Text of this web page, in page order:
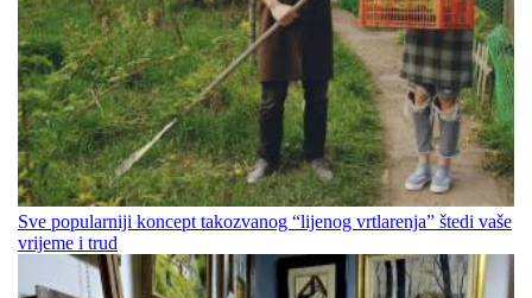
Sve popularniji koncept takozvanog “lijenog vrtlarenja” štedi vaše
vrijeme i trud